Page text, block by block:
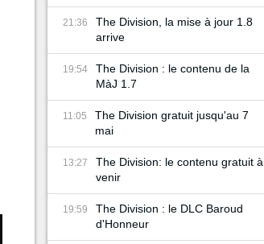
21:36
The Division, la mise à jour 1.8
arrive
19:54
The Division : le contenu de la
MàJ 1.7
11:05
The Division gratuit jusqu'au 7
mai
13:27
The Division: le contenu gratuit à
venir
19:59
The Division : le DLC Baroud
d'Honneur